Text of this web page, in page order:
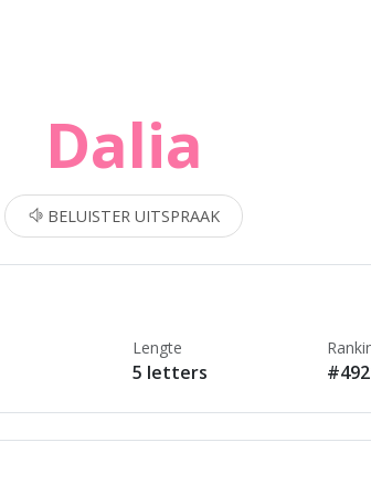
Dalia
BELUISTER UITSPRAAK
Lengte
5 letters